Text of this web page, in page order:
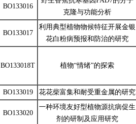
BO133016
克隆与功能分析
BO133017
利用典型植物物候特征开展金银
花白粉病预报和防治的研究
BO133018T 植物“情绪”的探索
BO133019 花花柴富集和耐受重金属的研究
BO133020
一种环境友好型植物源抗病促生
剂的研制及应用研究